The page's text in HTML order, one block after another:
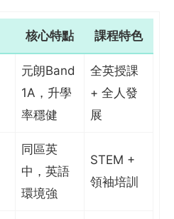
核心特點 課程特色
元朗Band
1A，升學
率穩健
全英授課
+ 全人發
展
同區英
中，英語
環境強
STEM +
領袖培訓